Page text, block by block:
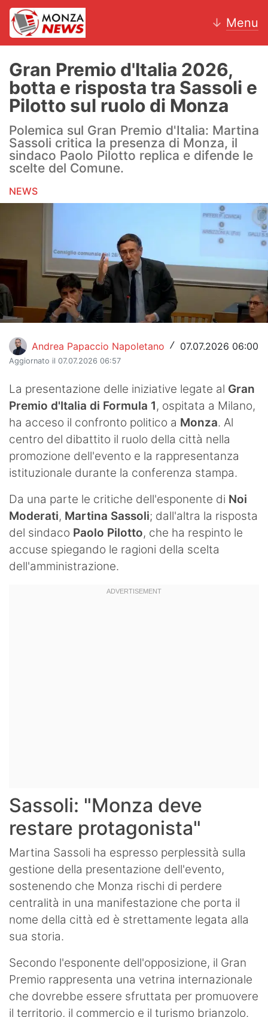
↓ Menu
News
AC Monza
Calcio
Volley
Altri sport
Hockey
Pallanuoto
Pallamano
Altre
News
Turismo
Eventi
Gran Premio d'Italia 2026,
botta e risposta tra Sassoli e
Pilotto sul ruolo di Monza
Polemica sul Gran Premio d'Italia: Martina
Sassoli critica la presenza di Monza, il
sindaco Paolo Pilotto replica e difende le
scelte del Comune.
NEWS
Andrea Papaccio Napoletano / 07.07.2026 06:00
Aggiornato il 07.07.2026 06:57
La presentazione delle iniziative legate al Gran
Premio d'Italia di Formula 1, ospitata a Milano,
ha acceso il confronto politico a Monza. Al
centro del dibattito il ruolo della città nella
promozione dell'evento e la rappresentanza
istituzionale durante la conferenza stampa.
Da una parte le critiche dell'esponente di Noi
Moderati, Martina Sassoli; dall'altra la risposta
del sindaco Paolo Pilotto, che ha respinto le
accuse spiegando le ragioni della scelta
dell'amministrazione.
Sassoli: "Monza deve
restare protagonista"
Martina Sassoli ha espresso perplessità sulla
gestione della presentazione dell'evento,
sostenendo che Monza rischi di perdere
centralità in una manifestazione che porta il
nome della città ed è strettamente legata alla
sua storia.
Secondo l'esponente dell'opposizione, il Gran
Premio rappresenta una vetrina internazionale
che dovrebbe essere sfruttata per promuovere
il territorio, il commercio e il turismo brianzolo.